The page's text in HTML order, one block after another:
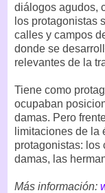
diálogos agudos,
los protagonistas
calles y campos
donde se
relevantes de la
Tiene como
ocupaban
damas. Pero
limitaciones de la
protagonistas: los
damas, las
Más información: